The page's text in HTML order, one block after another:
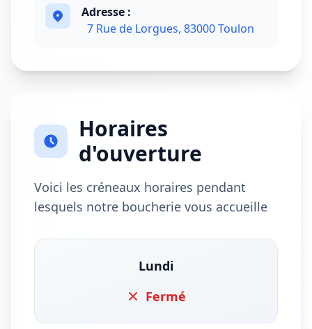
Adresse :
7 Rue de Lorgues, 83000 Toulon
Horaires
d'ouverture
Voici les créneaux horaires pendant
lesquels notre boucherie vous accueille
Lundi
Fermé